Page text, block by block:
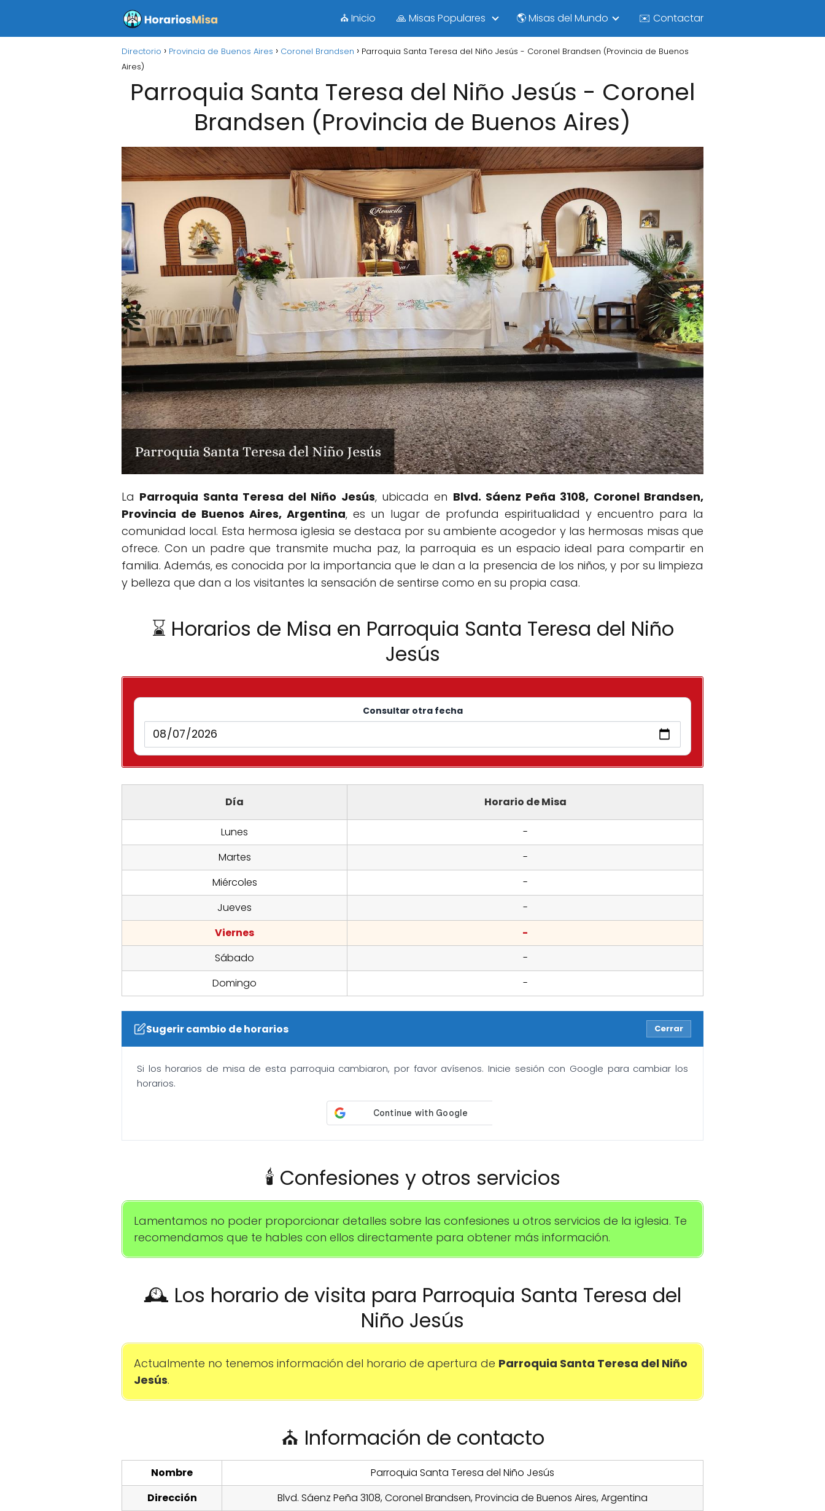
⛪ Inicio 🙏 Misas Populares 🌎 Misas del Mundo ✉️ Contactar
Directorio Provincia de Buenos Aires Coronel Brandsen
Parroquia Santa Teresa del Niño Jesús - Coronel Brandsen (Provincia de Buenos
Aires)
Parroquia Santa Teresa del Niño Jesús - Coronel
Brandsen (Provincia de Buenos Aires)
La Parroquia Santa Teresa del Niño Jesús, ubicada en Blvd. Sáenz Peña 3108, Coronel Brandsen,
Provincia de Buenos Aires, Argentina, es un lugar de profunda espiritualidad y encuentro para la
comunidad local. Esta hermosa iglesia se destaca por su ambiente acogedor y las hermosas misas que
ofrece. Con un padre que transmite mucha paz, la parroquia es un espacio ideal para compartir en
familia. Además, es conocida por la importancia que le dan a la presencia de los niños, y por su limpieza
y belleza que dan a los visitantes la sensación de sentirse como en su propia casa.
⌛ Horarios de Misa en Parroquia Santa Teresa del Niño
Jesús
Consultar otra fecha
Día Horario de Misa
Lunes
-
Martes
-
Miércoles
-
Jueves
-
Viernes
-
Sábado
-
Domingo
-
Sugerir cambio de horarios Cerrar
Si los horarios de misa de esta parroquia cambiaron, por favor avísenos. Inicie sesión con Google para cambiar los
horarios.
🕯️ Confesiones y otros servicios
Lamentamos no poder proporcionar detalles sobre las confesiones u otros servicios de la iglesia. Te
recomendamos que te hables con ellos directamente para obtener más información.
🕰️ Los horario de visita para Parroquia Santa Teresa del
Niño Jesús
Actualmente no tenemos información del horario de apertura de Parroquia Santa Teresa del Niño
Jesús.
⛪ Información de contacto
Nombre
Parroquia Santa Teresa del Niño Jesús
Dirección
Blvd. Sáenz Peña 3108, Coronel Brandsen, Provincia de Buenos Aires, Argentina